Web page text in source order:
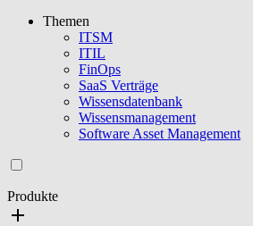
Themen
ITSM
ITIL
FinOps
SaaS Verträge
Wissensdatenbank
Wissensmanagement
Software Asset Management
Produkte